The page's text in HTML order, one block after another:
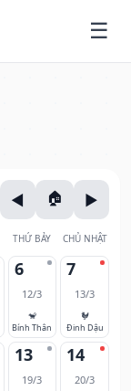
THỨ BẢY CHỦ NHẬT
6
12/3
🐒
Bính Thân
7
13/3
🐓
Đinh Dậu
13
19/3
14
20/3